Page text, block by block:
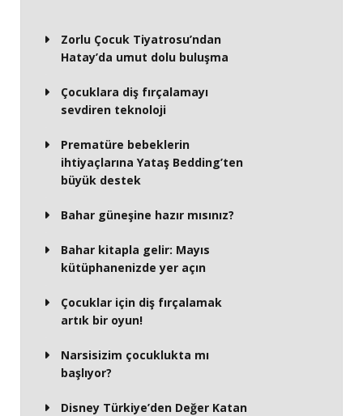
Zorlu Çocuk Tiyatrosu’ndan
Hatay’da umut dolu buluşma
Çocuklara diş fırçalamayı
sevdiren teknoloji
Prematüre bebeklerin
ihtiyaçlarına Yataş Bedding’ten
büyük destek
Bahar güneşine hazır mısınız?
Bahar kitapla gelir: Mayıs
kütüphanenizde yer açın
Çocuklar için diş fırçalamak
artık bir oyun!
Narsisizim çocuklukta mı
başlıyor?
Disney Türkiye’den Değer Katan